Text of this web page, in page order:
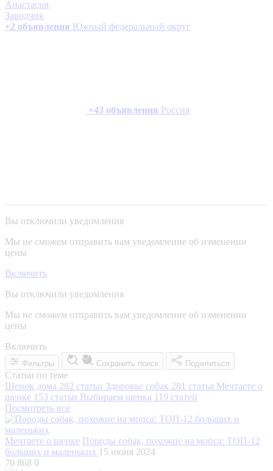
Анастасия
Заводчик
+2 объявления Южный федеральный округ
+43 объявления Россия
Вы отключили уведомления
Мы не сможем отправить вам уведомление об изменении
цены
Включить
Вы отключили уведомления
Мы не сможем отправить вам уведомление об изменении
цены
Включить
Фильтры Сохранить поиск Поделиться
Статьи по теме
Щенок дома 282 статьи Здоровье собак 281 статья Мечтаете о
щенке 153 статьи Выбираем щенка 119 статей
Посмотреть все
Мечтаете о щенке Породы собак, похожие на мопса: ТОП-12
больших и маленьких 15 июня 2024
70 868 0